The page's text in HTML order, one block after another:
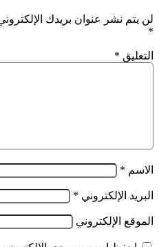
لن يتم نشر عنوان بريدك
*
التعليق *
الاسم *
البريد الإلكتروني *
الموقع الإلكتروني